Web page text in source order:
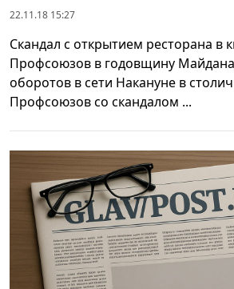
22.11.18 15:27
Скандал с открытием ресторана в
Профсоюзов в годовщину
оборотов в сети Накануне в
Профсоюзов со скандалом ...